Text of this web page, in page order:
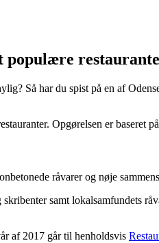
populære
Så har du spist på en af
Opgørelsen er baseret
råvarer og nøje
samt lokalsamfundets
af 2017 går til henholdsvis